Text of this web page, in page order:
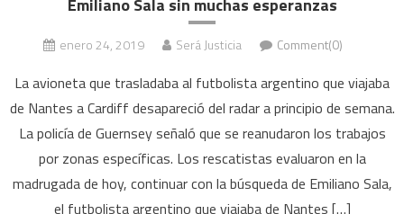
enero 24, 2019 Será Justicia Comment(0)
La avioneta que trasladaba al futbolista argentino que viajaba
de Nantes a Cardiff desapareció del radar a principio de semana.
La policía de Guernsey señaló que se reanudaron los trabajos
por zonas específicas. Los rescatistas evaluaron en la
madrugada de hoy, continuar con la búsqueda de Emiliano Sala,
el futbolista argentino que viajaba de Nantes […]